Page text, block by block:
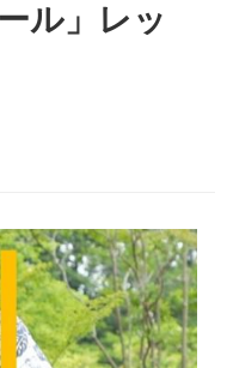
ル」レッ